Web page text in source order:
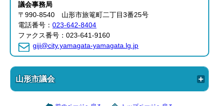
議会事務局
〒990-8540 山形市旅篭町二丁目3番25号
電話番号：023-642-8404
ファクス番号：023-641-9160
giji@city.yamagata-yamagata.lg.jp
山形市議会